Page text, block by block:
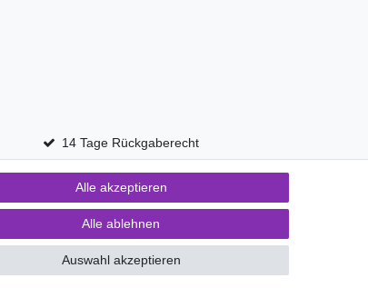
14 Tage Rückgaberecht
Alle akzeptieren
Alle ablehnen
Auswahl akzeptieren